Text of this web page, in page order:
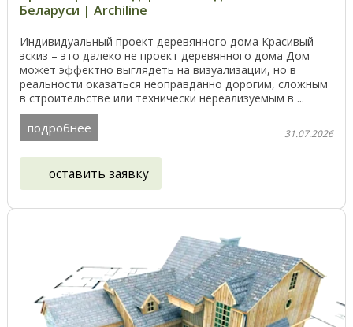
Беларуси | Archiline
Индивидуальный проект деревянного дома Красивый
эскиз – это далеко не проект деревянного дома Дом
может эффектно выглядеть на визуализации, но в
реальности оказаться неоправданно дорогим, сложным
в строительстве или технически нереализуемым в ...
подробнее 31.07.2026
оставить заявку